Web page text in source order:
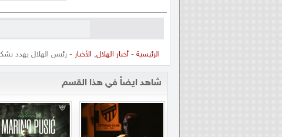
الرئيسية -أخبار الهلال, الأخبار - رئيس الهلال يهدد
شاهد ايضاً في هذا القسم